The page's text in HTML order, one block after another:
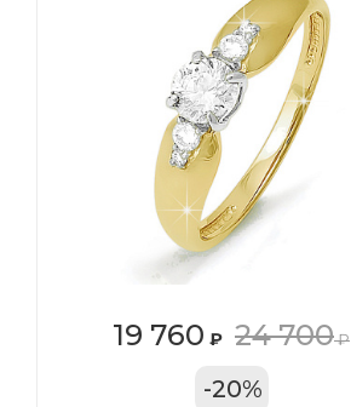
19 760 ₽ 24 700₽
-20%
Вес драгметалла
2.39
Марка (бренд)
Дельта
Цвет золота
КРАС
ТРЦ «Московский
Проспект»